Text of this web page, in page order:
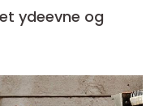
ydeevne og